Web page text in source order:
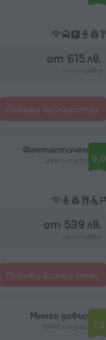
от 615 лв.
Покажи всички стаи
Фантастичен
2414 отзиви 9,0
от 539 лв.
Покажи всички стаи
Много добър
10743 отзиви 7,2